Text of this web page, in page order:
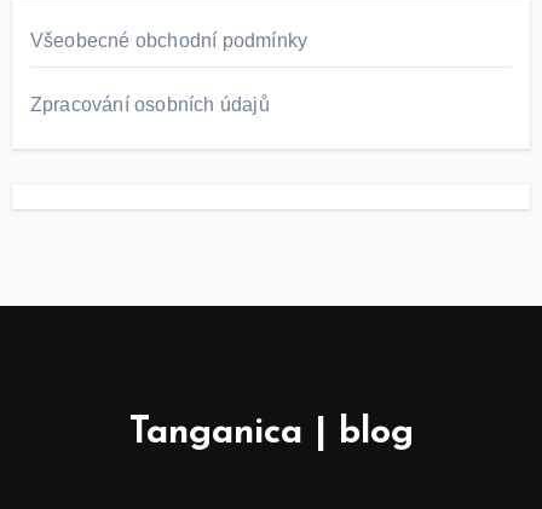
Všeobecné obchodní podmínky
Zpracování osobních údajů
Tanganica | blog